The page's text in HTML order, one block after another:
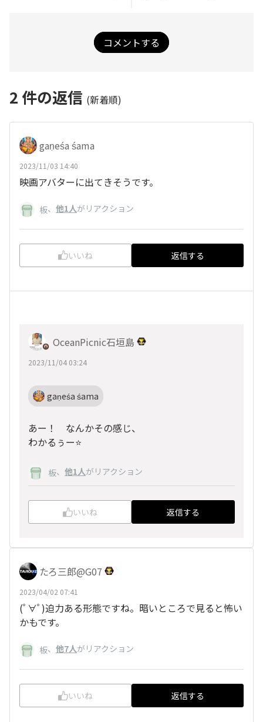
コメントする
2 件の返信 (新着順)
gaṇeśa śama
2023/11/03 14:40
映画アバターに出てきそうです。
板、 他1人がリアクション
いいね 返信する
OceanPicnic石垣島
2023/11/04 03:24
gaṇeśa śama
あー！ なんかその感じ、
わかるぅー⭐
板、 他1人がリアクション
いいね 返信する
たろ三郎@G07
2023/04/02 07:41
(ﾟ∀ﾟ)迫力ある形態ですね。暗いところで見ると怖い
かもです。
板、 他7人がリアクション
いいね 返信する